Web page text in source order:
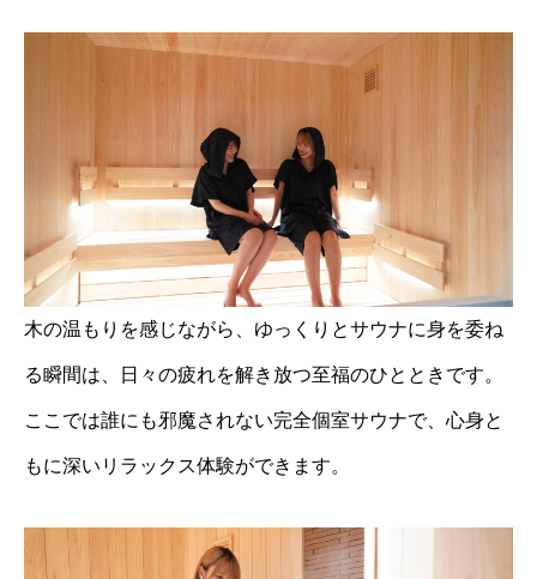
木の温もりを感じながら、ゆっくりとサウナに身を委ね
る瞬間は、日々の疲れを解き放つ至福のひとときです。
ここでは誰にも邪魔されない完全個室サウナで、心身と
もに深いリラックス体験ができます。